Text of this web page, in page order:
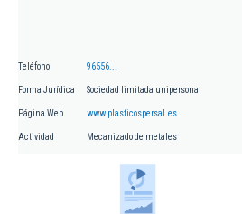
Teléfono 96556...
Forma Jurídica Sociedad limitada unipersonal
Página Web www.plasticospersal.es
Actividad Mecanizado de metales